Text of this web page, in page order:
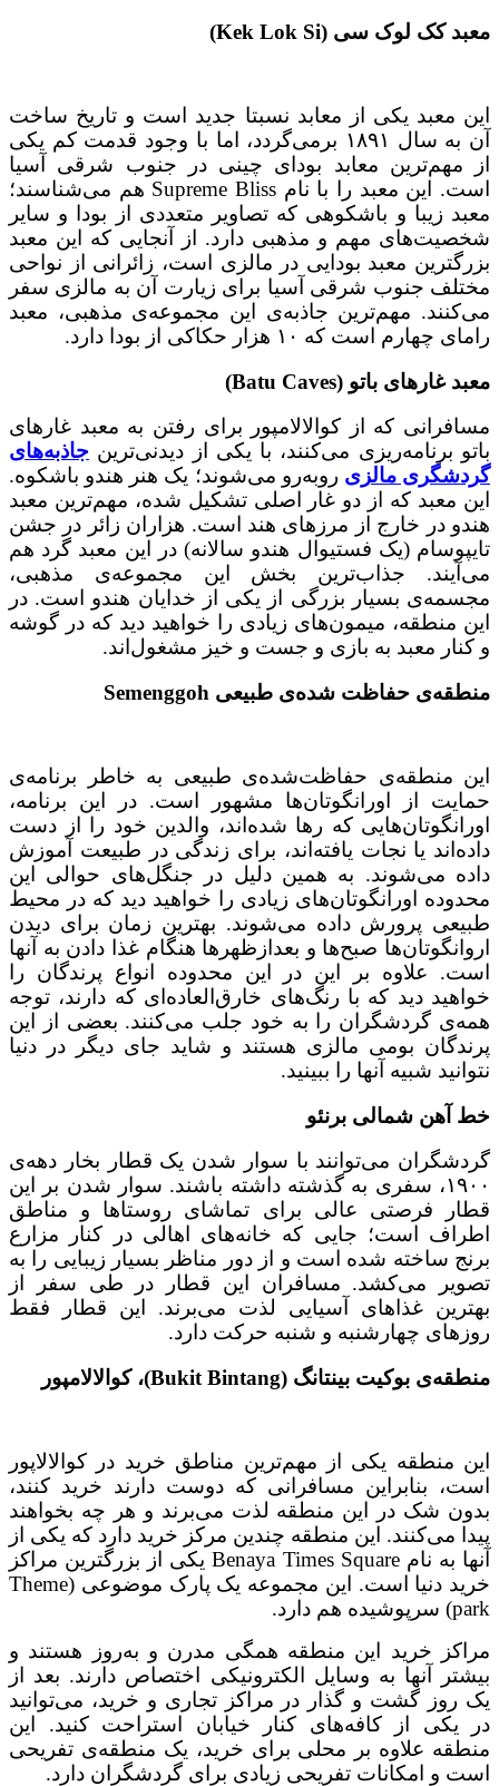
معبد کک لوک سی (Kek Lok Si)
این معبد یکی از معابد نسبتا جدید است و تاریخ ساخت
آن به سال ۱۸۹۱ برمی‌گردد، اما با وجود قدمت کم یکی
از مهم‌ترین معابد بودای چینی در جنوب شرقی آسیا
است. این معبد را با نام Supreme Bliss هم می‌شناسند؛
معبد زیبا و باشکوهی که تصاویر متعددی از بودا و سایر
شخصیت‌های مهم و مذهبی دارد. از آنجایی که این معبد
بزرگترین معبد بودایی در مالزی است، زائرانی از نواحی
مختلف جنوب شرقی آسیا برای زیارت آن به مالزی سفر
می‌کنند. مهم‌ترین جاذبه‌ی این مجموعه‌ی مذهبی، معبد
رامای چهارم است که ۱۰ هزار حکاکی از بودا دارد.
معبد غارهای باتو (Batu Caves)
مسافرانی که از کوالالامپور برای رفتن به معبد غارهای
باتو برنامه‌ریزی می‌کنند، با یکی از دیدنی‌ترین جاذبه‌های
گردشگری مالزی روبه‌رو می‌شوند؛ یک هنر هندو باشکوه.
این معبد که از دو غار اصلی تشکیل شده، مهم‌ترین معبد
هندو در خارج از مرزهای هند است. هزاران زائر در جشن
تایپوسام (یک فستیوال هندو سالانه) در این معبد گرد هم
می‌آیند. جذاب‌ترین بخش این مجموعه‌ی مذهبی،
مجسمه‌ی بسیار بزرگی از یکی از خدایان هندو است. در
این منطقه، میمون‌های زیادی را خواهید دید که در گوشه
و کنار معبد به بازی و جست و خیز مشغول‌اند.
منطقه‌ی حفاظت شده‌ی طبیعی Semenggoh
این منطقه‌ی حفاظت‌شده‌ی طبیعی به خاطر برنامه‌ی
حمایت از اورانگوتان‌ها مشهور است. در این برنامه،
اورانگوتان‌هایی که رها شده‌اند، والدین خود را از دست
داده‌اند یا نجات یافته‌اند، برای زندگی در طبیعت آموزش
داده می‌شوند. به همین دلیل در جنگل‌های حوالی این
محدوده اورانگوتان‌های زیادی را خواهید دید که در محیط
طبیعی پرورش داده می‌شوند. بهترین زمان برای دیدن
اروانگوتان‌ها صبح‌ها و بعدازظهرها هنگام غذا دادن به آنها
است. علاوه بر این در این محدوده انواع پرندگان را
خواهید دید که با رنگ‌های خارق‌العاده‌ای که دارند، توجه
همه‌ی گردشگران را به خود جلب می‌کنند. بعضی از این
پرندگان بومی مالزی هستند و شاید جای دیگر در دنیا
نتوانید شبیه آنها را ببینید.
خط آهن شمالی برنئو
گردشگران می‌توانند با سوار شدن یک قطار بخار دهه‌ی
۱۹۰۰، سفری به گذشته داشته باشند. سوار شدن بر این
قطار فرصتی عالی برای تماشای روستاها و مناطق
اطراف است؛ جایی که خانه‌های اهالی در کنار مزارع
برنج ساخته شده است و از دور مناظر بسیار زیبایی را به
تصویر می‌کشد. مسافران این قطار در طی سفر از
بهترین غذاهای آسیایی لذت می‌برند. این قطار فقط
روزهای چهارشنبه و شنبه حرکت دارد.
منطقه‌ی بوکیت بینتانگ (Bukit Bintang)، کوالالامپور
این منطقه یکی از مهم‌ترین مناطق خرید در کوالالاپور
است، بنابراین مسافرانی که دوست دارند خرید کنند،
بدون شک در این منطقه لذت می‌برند و هر چه بخواهند
پیدا می‌کنند. این منطقه چندین مرکز خرید دارد که یکی از
آنها به نام Benaya Times Square یکی از بزرگترین مراکز
خرید دنیا است. این مجموعه یک پارک موضوعی (Theme
park) سرپوشیده هم دارد.
مراکز خرید این منطقه همگی مدرن و به‌روز هستند و
بیشتر آنها به وسایل الکترونیکی اختصاص دارند. بعد از
یک روز گشت و گذار در مراکز تجاری و خرید، می‌توانید
در یکی از کافه‌های کنار خیابان استراحت کنید. این
منطقه علاوه بر محلی برای خرید، یک منطقه‌ی تفریحی
است و امکانات تفریحی زیادی برای گردشگران دارد.